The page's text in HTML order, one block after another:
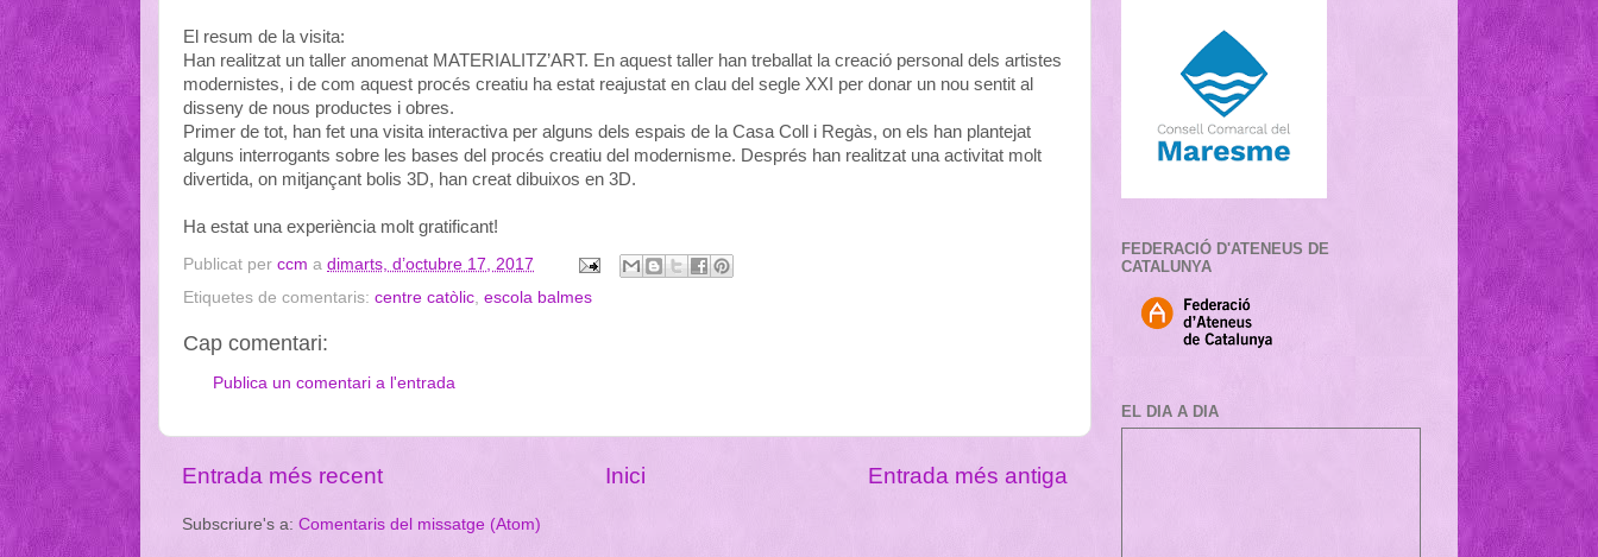
El resum de la visita:
Han realitzat un taller anomenat MATERIALITZ’ART. En aquest taller han treballat la creació personal dels artistes
modernistes, i de com aquest procés creatiu ha estat reajustat en clau del segle XXI per donar un nou sentit al
disseny de nous productes i obres.
Primer de tot, han fet una visita interactiva per alguns dels espais de la Casa Coll i Regàs, on els han plantejat
alguns interrogants sobre les bases del procés creatiu del modernisme. Després han realitzat una activitat molt
divertida, on mitjançant bolis 3D, han creat dibuixos en 3D.
Ha estat una experiència molt gratificant!
Publicat per ccm a dimarts, d’octubre 17, 2017
Etiquetes de comentaris: centre catòlic, escola balmes
Cap comentari:
Publica un comentari a l'entrada
Entrada més recent Entrada més antiga
Inici
Subscriure's a: Comentaris del missatge (Atom)
FEDERACIÓ D'ATENEUS DE
CATALUNYA
EL DIA A DIA